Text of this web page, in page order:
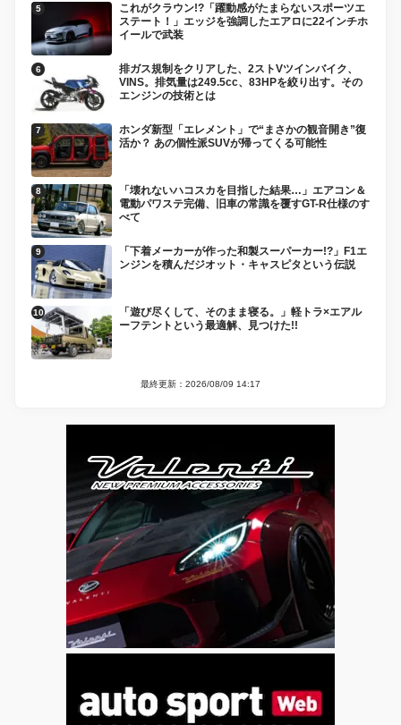
これがクラウン!?「躍動感がたまらないスポーツエ
ステート！」エッジを強調したエアロに22インチホ
イールで武装
排ガス規制をクリアした、2ストVツインバイク、
VINS。排気量は249.5cc、83HPを絞り出す。その
エンジンの技術とは
ホンダ新型「エレメント」で“まさかの観音開き”復
活か？ あの個性派SUVが帰ってくる可能性
「壊れないハコスカを目指した結果…」エアコン＆
電動パワステ完備、旧車の常識を覆すGT-R仕様のす
べて
「下着メーカーが作った和製スーパーカー!?」F1エ
ンジンを積んだジオット・キャスピタという伝説
「遊び尽くして、そのまま寝る。」軽トラ×エアル
ーフテントという最適解、見つけた!!
最終更新：2026/08/09 14:17